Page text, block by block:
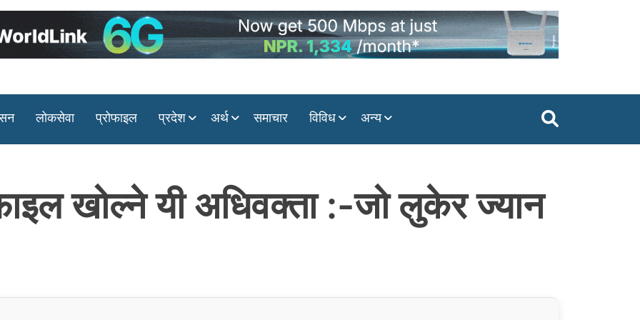
लोकसेवा प्रोफाइल प्रदेश अर्थ समाचार विविध अन्य
खोल्ने यी अधिवक्ता :-जो लुकेर ज्यान